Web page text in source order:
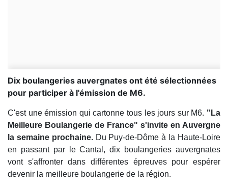
Dix boulangeries auvergnates ont été sélectionnées
pour participer à l'émission de M6.
C'est une émission qui cartonne tous les jours sur M6. "La
Meilleure Boulangerie de France" s'invite en Auvergne
la semaine prochaine.Du Puy-de-Dôme à la Haute-Loire
en passant par le Cantal, dix boulangeries auvergnates
vont s'affronter dans différentes épreuves pour espérer
devenir la meilleure boulangerie de la région.